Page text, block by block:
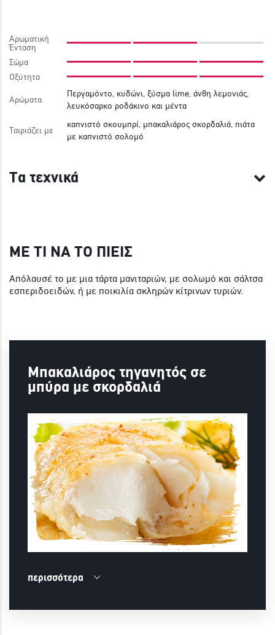
Αρωματική
Ένταση
Σώμα
Οξύτητα
Αρώματα
Περγαμόντο, κυδώνι, ξύσμα lime, άνθη λεμονιάς,
λευκόσαρκο ροδάκινο και μέντα
Ταιριάζει με
καπνιστό σκουμπρί, μπακαλιάρος σκορδαλιά, πιάτα
με καπνιστό σολομό
Τα τεχνικά
ΜΕ ΤΙ ΝΑ ΤΟ ΠΙΕΙΣ
Απόλαυσέ το με μια τάρτα μανιταριών, με σολωμό και σάλτσα
εσπεριδοειδών, ή με ποικιλία σκληρών κίτρινων τυριών.
Μπακαλιάρος τηγανητός σε
μπύρα με σκορδαλιά
περισσότερα